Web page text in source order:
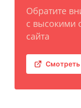
Обратите
с высокими
сайта
Смотреть